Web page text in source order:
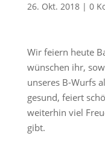
26. Okt. 2018| 0
Wir feiern heute
wünschen ihr,
unseres B-Wurfs
gesund, feiert
weiterhin viel
gibt.